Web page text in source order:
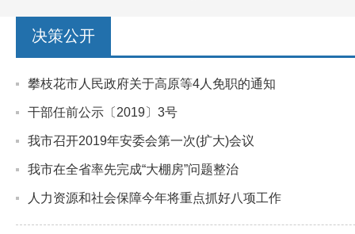
决策公开
攀枝花市人民政府关于高原等4人免职的通知
干部任前公示〔2019〕3号
我市召开2019年安委会第一次(扩大)会议
我市在全省率先完成“大棚房”问题整治
人力资源和社会保障今年将重点抓好八项工作